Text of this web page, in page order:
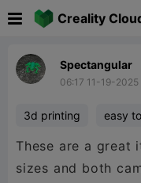
Creality
Spectangular
06:17 11-19-2025
3d printing easy
These are a
sizes and both